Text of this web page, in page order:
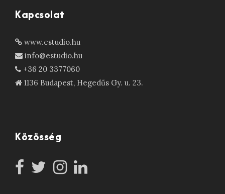
Kapcsolat
www.estudio.hu
info@estudio.hu
+36 20 3377060
1136 Budapest, Hegedűs Gy. u. 23.
Közösség